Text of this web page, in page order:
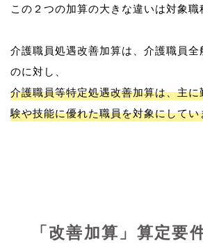
この２つの加算の大きな違いは対象職
介護職員処遇改善加算は、介護職員全
介護職員等特定処遇改善加算は、主
験や技能に優れた職員を対象にしてい
「改善加算」算定要